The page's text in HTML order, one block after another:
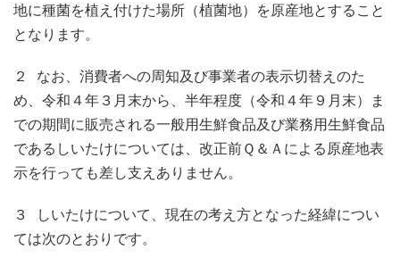
地に種菌を植え付けた場所（植菌地）を原産地とすること
となります。
２ なお、消費者への周知及び事業者の表示切替えのた
め、令和４年３月末から、半年程度（令和４年９月末）ま
での期間に販売される一般用生鮮食品及び業務用生鮮食品
であるしいたけについては、改正前Ｑ＆Ａによる原産地表
示を行っても差し支えありません。
３ しいたけについて、現在の考え方となった経緯につい
ては次のとおりです。